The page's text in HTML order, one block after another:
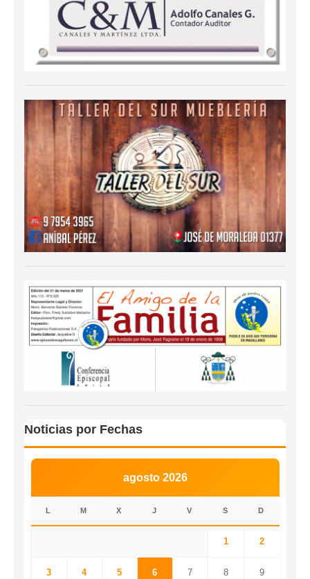
Noticias por Fechas
agosto 2026
L M X J V S D
1 2
3 4 5 6 7 8 9